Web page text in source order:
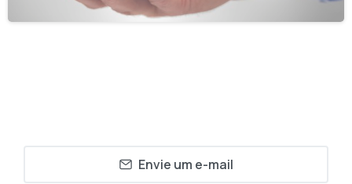
Envie um e-mail